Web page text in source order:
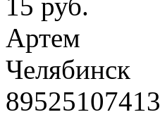
Артем
Челябинск
89525107413